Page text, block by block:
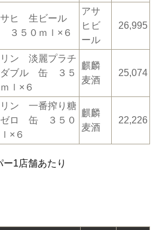
サヒ 生ビール
３５０ｍｌ×６
アサ
ヒビ
ール
26,995
ン 淡麗プラチ
ブル 缶 ３５
ｌ×６
麒麟
麦酒
25,074
ン 一番搾り糖
ゼロ 缶 ３５０
×６
麒麟
麦酒
22,226
1店舗あたり